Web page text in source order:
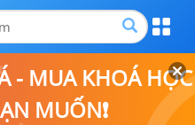
- MUA KHOÁ HỌC
MUỐN❗